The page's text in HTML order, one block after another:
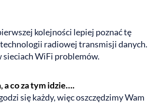
kolejności lepiej poznać tę
radiowej transmisji danych.
WiFi problemów.
a co za tym idzie….
się każdy, więc oszczędzimy Wam